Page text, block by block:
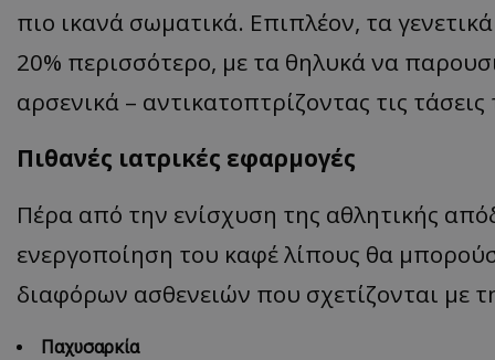
πιο ικανά σωματικά. Επιπλέον, τα
20% περισσότερο, με τα θηλυκά να
αρσενικά – αντικατοπτρίζοντας τις
Πιθανές ιατρικές εφαρμογές
Πέρα από την ενίσχυση της αθλητικής
ενεργοποίηση του καφέ λίπους θα
διαφόρων ασθενειών που σχετίζονται με
Παχυσαρκία
msToken